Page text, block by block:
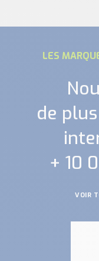
LES
de
+ 10
VOIR